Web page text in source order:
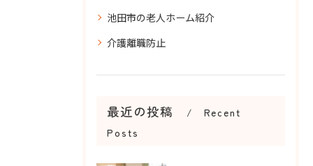
池田市の老人ホーム紹介
介護離職防止
最近の投稿
Recent
Posts